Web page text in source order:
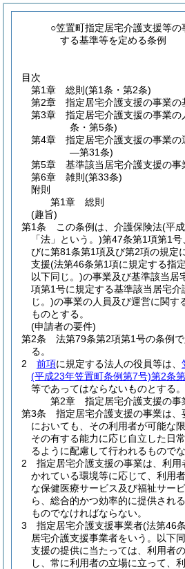
○笠置町指定居宅介護支援等
する基準等を定める条例
目次
第1章
総則 (第1条・第2条)
第2章
指定居宅介護支援の事業の
第3章
指定居宅介護支援の事業の
条・第5条)
第4章
指定居宅介護支援の事業の
―第31条)
第5章
基準該当居宅介護支援の事
第6章
雑則 (第33条)
附則
第1章
総則
(趣旨)
第1条
この条例は、介護保険法(平
「法」という。)第47条第1項第1
びに第81条第1項及び第2項の規定
支援(法第46条第1項に規定する指
以下同じ。)の事業及び基準該当居
項第1号に規定する基準該当居宅介
じ。)の事業の人員及び運営に関す
ものとする。
(申請者の要件)
第2条
法第79条第2項第1号の条例
る。
2
前項に規定する法人の役員等は、
(平成23年笠置町条例第7号)第2条
等であってはならないものとする。
第2章
指定居宅介護支援の事
第3条
指定居宅介護支援の事業は
においても、その利用者が可能な
その有する能力に応じ自立した日
るように配慮して行われるもので
2
指定居宅介護支援の事業は、利
かれている環境等に応じて、利用
な保健医療サービス及び福祉サー
ら、総合的かつ効率的に提供され
ものでなければならない。
3
指定居宅介護支援事業者(法第46
居宅介護支援事業者をいう。以下
支援の提供に当たっては、利用者
し、常に利用者の立場に立って、